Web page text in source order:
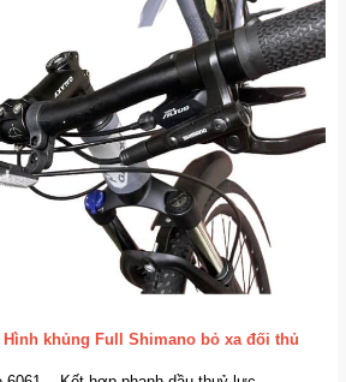
khủng Full Shimano bỏ xa đối thủ